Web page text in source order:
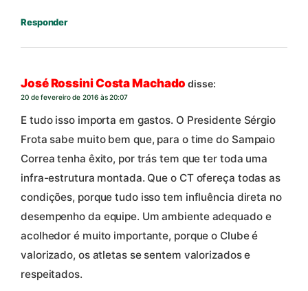
Responder
José Rossini Costa Machado disse:
20 de fevereiro de 2016 às 20:07
E tudo isso importa em gastos. O Presidente Sérgio
Frota sabe muito bem que, para o time do Sampaio
Correa tenha êxito, por trás tem que ter toda uma
infra-estrutura montada. Que o CT ofereça todas as
condições, porque tudo isso tem influência direta no
desempenho da equipe. Um ambiente adequado e
acolhedor é muito importante, porque o Clube é
valorizado, os atletas se sentem valorizados e
respeitados.